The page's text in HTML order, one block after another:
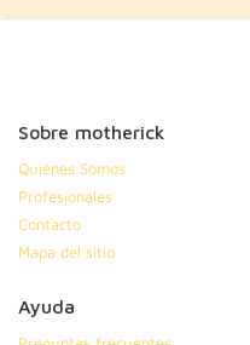
Sobre motherick
Quiénes Somos
Profesionales
Contacto
Mapa del sitio
Ayuda